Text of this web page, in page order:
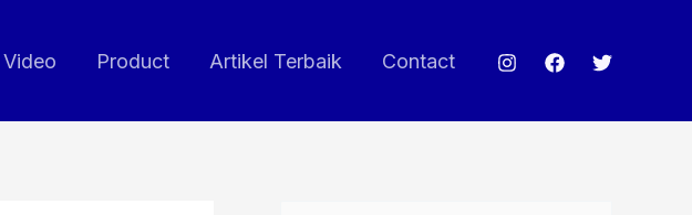
Video Product Artikel Terbaik Contact